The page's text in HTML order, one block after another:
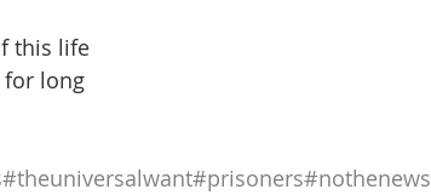
this life
for long
#theuniversalwant#prisoners#nothenews